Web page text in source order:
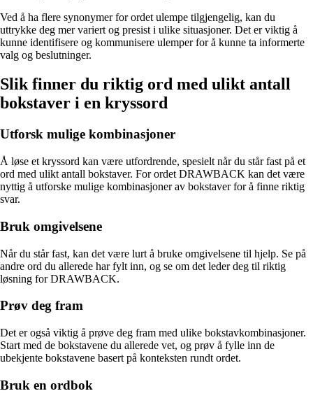
Ved å ha flere synonymer for ordet ulempe tilgjengelig, kan du
uttrykke deg mer variert og presist i ulike situasjoner. Det er viktig å
kunne identifisere og kommunisere ulemper for å kunne ta informerte
valg og beslutninger.
Slik finner du riktig ord med ulikt antall
bokstaver i en kryssord
Utforsk mulige kombinasjoner
Å løse et kryssord kan være utfordrende, spesielt når du står fast på et
ord med ulikt antall bokstaver. For ordet DRAWBACK kan det være
nyttig å utforske mulige kombinasjoner av bokstaver for å finne riktig
svar.
Bruk omgivelsene
Når du står fast, kan det være lurt å bruke omgivelsene til hjelp. Se på
andre ord du allerede har fylt inn, og se om det leder deg til riktig
løsning for DRAWBACK.
Prøv deg fram
Det er også viktig å prøve deg fram med ulike bokstavkombinasjoner.
Start med de bokstavene du allerede vet, og prøv å fylle inn de
ubekjente bokstavene basert på konteksten rundt ordet.
Bruk en ordbok